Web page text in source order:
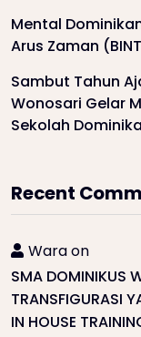
Mental
Arus Zaman
Sambut Tahun
Wonosari Gelar
Sekolah
Recent
Waraon
SMA DOMINIKUS
TRANSFIGURASI
IN HOUSE